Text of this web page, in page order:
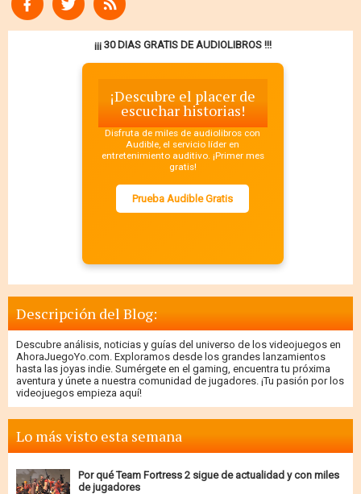
¡¡¡ 30 DIAS GRATIS DE AUDIOLIBROS !!!
¡Descubre el placer de
escuchar historias!
Disfruta de miles de audiolibros con
Audible, el servicio líder en
entretenimiento auditivo. ¡Primer mes
gratis!
Prueba Audible Gratis
Descripción del Blog:
Descubre análisis, noticias y guías del universo de los videojuegos en
AhoraJuegoYo.com. Exploramos desde los grandes lanzamientos
hasta las joyas indie. Sumérgete en el gaming, encuentra tu próxima
aventura y únete a nuestra comunidad de jugadores. ¡Tu pasión por los
videojuegos empieza aquí!
Lo más visto esta semana
Por qué Team Fortress 2 sigue de actualidad y con miles
de jugadores